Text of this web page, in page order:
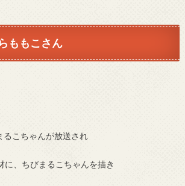
ももこさん
こちゃんが放送され
に、ちびまるこちゃんを描き